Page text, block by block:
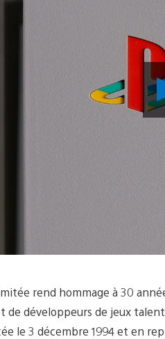
rend hommage à 30
de développeurs de jeux
le 3 décembre 1994 et en